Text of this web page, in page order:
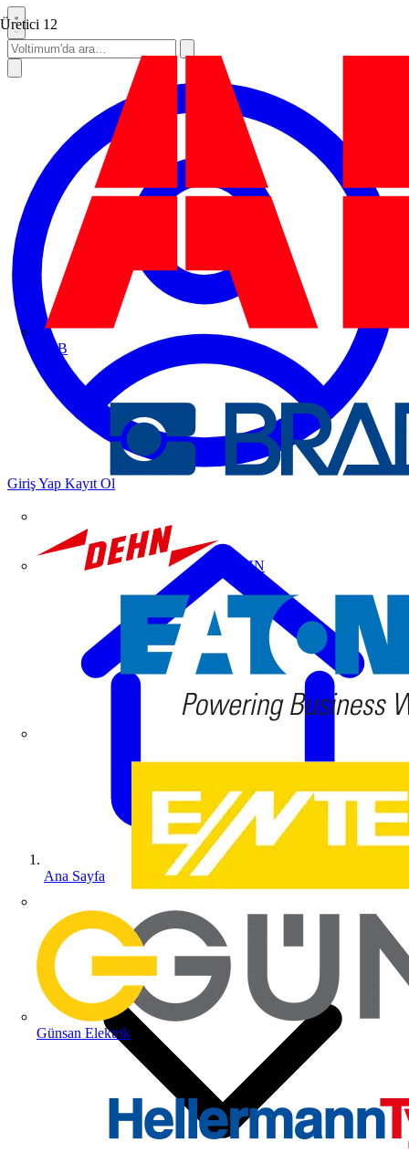
Üretici 12
ABB
DEHN
Günsan Elektrik
Giriş Yap Kayıt Ol
Ana Sayfa